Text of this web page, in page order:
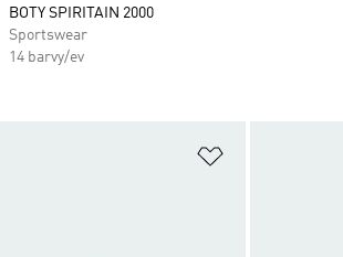
BOTY SPIRITAIN 2000
Sportswear
14 barvy/ev